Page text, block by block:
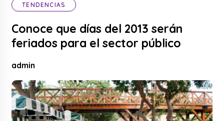
TENDENCIAS
Conoce que días del 2013 serán
feriados para el sector público
admin